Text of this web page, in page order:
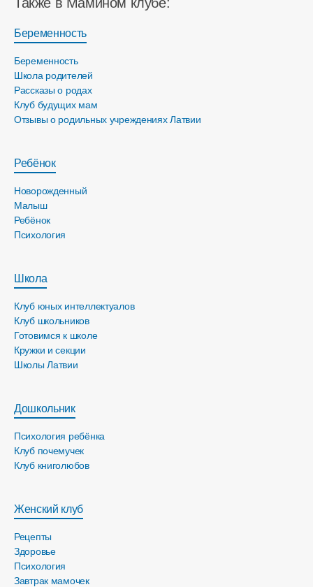
Беременность
Беременность
Школа родителей
Рассказы о родах
Клуб будущих мам
Отзывы о родильных учреждениях Латвии
Ребёнок
Новорожденный
Малыш
Ребёнок
Психология
Школа
Клуб юных интеллектуалов
Клуб школьников
Готовимся к школе
Кружки и секции
Школы Латвии
Дошкольник
Психология ребёнка
Клуб почемучек
Клуб книголюбов
Женский клуб
Рецепты
Здоровье
Психология
Завтрак мамочек